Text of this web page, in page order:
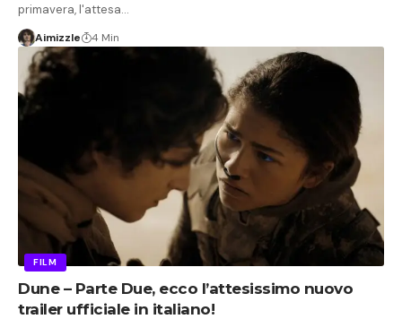
primavera, l'attesa…
Aimizzle 4 Min
FILM
Dune – Parte Due, ecco l’attesissimo nuovo
trailer ufficiale in italiano!